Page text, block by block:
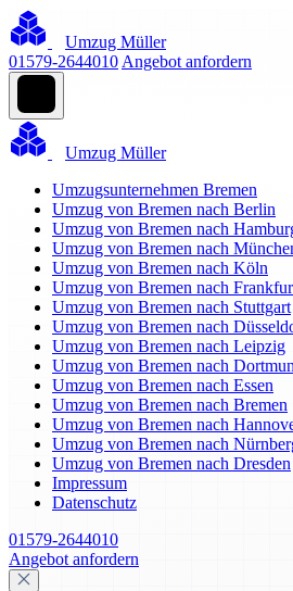
Umzug Müller
01579-2644010 Angebot anfordern
Umzug Müller
Umzugsunternehmen Bremen
Umzug von Bremen nach Berlin
Umzug von Bremen nach
Umzug von Bremen nach
Umzug von Bremen nach Köln
Umzug von Bremen nach
Umzug von Bremen nach Stuttgart
Umzug von Bremen nach
Umzug von Bremen nach Leipzig
Umzug von Bremen nach
Umzug von Bremen nach Essen
Umzug von Bremen nach Bremen
Umzug von Bremen nach
Umzug von Bremen nach
Umzug von Bremen nach Dresden
Impressum
Datenschutz
01579-2644010
Angebot anfordern